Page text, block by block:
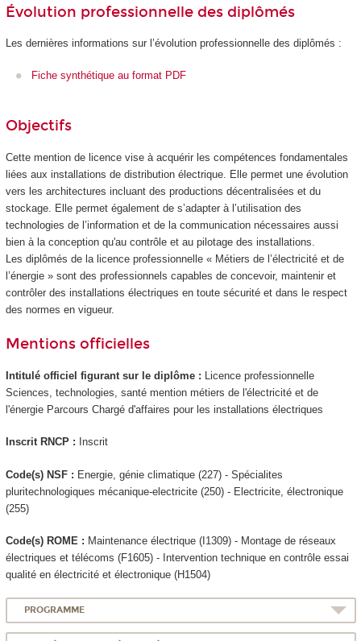
Évolution professionnelle des diplômés
Les dernières informations sur l’évolution professionnelle des diplômés :
Fiche synthétique au format PDF
Objectifs
Cette mention de licence vise à acquérir les compétences fondamentales
liées aux installations de distribution électrique. Elle permet une évolution
vers les architectures incluant des productions décentralisées et du
stockage. Elle permet également de s’adapter à l’utilisation des
technologies de l’information et de la communication nécessaires aussi
bien à la conception qu'au contrôle et au pilotage des installations.
Les diplômés de la licence professionnelle « Métiers de l’électricité et de
l’énergie » sont des professionnels capables de concevoir, maintenir et
contrôler des installations électriques en toute sécurité et dans le respect
des normes en vigueur.
Mentions officielles
Intitulé officiel figurant sur le diplôme : Licence professionnelle
Sciences, technologies, santé mention métiers de l'électricité et de
l'énergie Parcours Chargé d'affaires pour les installations électriques
Inscrit RNCP : Inscrit
Code(s) NSF : Energie, génie climatique (227) - Spécialites
pluritechnologiques mécanique-electricite (250) - Electricite, électronique
(255)
Code(s) ROME : Maintenance électrique (I1309) - Montage de réseaux
électriques et télécoms (F1605) - Intervention technique en contrôle essai
qualité en électricité et électronique (H1504)
PROGRAMME